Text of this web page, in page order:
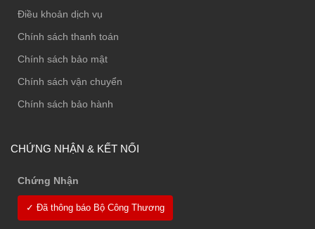
Điều khoản dịch vụ
Chính sách thanh toán
Chính sách bảo mật
Chính sách vận chuyển
Chính sách bảo hành
CHỨNG NHẬN & KẾT NỐI
Chứng Nhận
✓ Đã thông báo Bộ Công Thương